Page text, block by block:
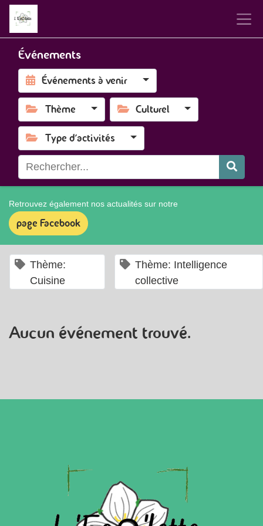
Événements
Événements à venir
Thème Culturel
Type d'activités
Retrouvez également nos actualités sur notre
page Facebook
Thème:
Cuisine
Thème: Intelligence
collective
Aucun événement trouvé.